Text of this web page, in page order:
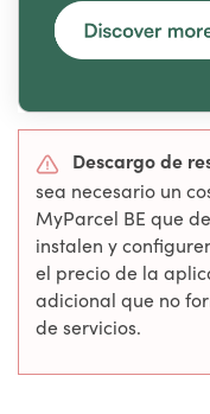
Descargo de
sea necesario un
MyParcel BE que
instalen y
el precio de la
adicional que no
de servicios.